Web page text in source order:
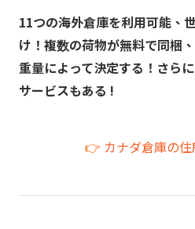
11つの海外倉庫を利用可能、
け！複数の荷物が無料で同梱
重量によって決定する！さら
サービスもある !
👉 カナダ倉庫の